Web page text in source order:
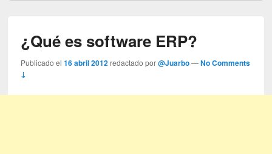
¿Qué es software ERP?
Publicado el16 abril 2012 redactado por@Juarbo —No Comments
↓